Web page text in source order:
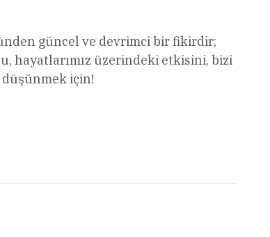
güncel ve devrimci bir fikirdir;
hayatlarımız üzerindeki etkisini, bizi
için!